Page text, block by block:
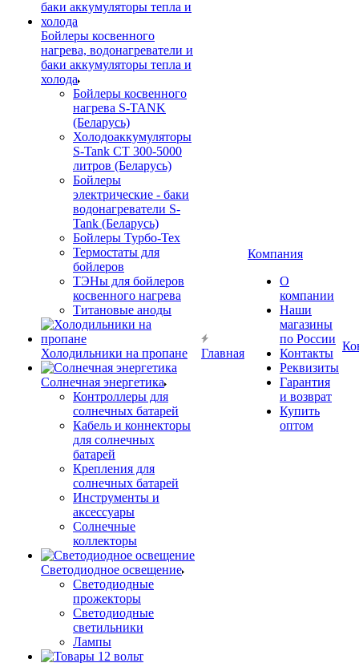
Бойлеры косвенного
нагрева, водонагреватели и
баки аккумуляторы тепла и
холода
Бойлеры косвенного
нагрева S-TANK
(Беларусь)
Холодоаккумуляторы
S-Tank СТ 300-5000
литров (Беларусь)
Бойлеры
электрические - баки
водонагреватели S-
Tank (Беларусь)
Бойлеры Турбо-Тех
Термостаты для
бойлеров
ТЭНы для бойлеров
косвенного нагрева
Титановые аноды
Холодильники на пропане
Солнечная энергетика
Контроллеры для
солнечных батарей
Кабель и коннекторы
для солнечных
батарей
Крепления для
солнечных батарей
Инструменты и
аксессуары
Солнечные
коллекторы
Светодиодное освещение
Светодиодные
прожекторы
Светодиодные
светильники
Лампы
Главная
Компания
О
компании
Наши
магазины
по России
Контакты
Реквизиты
Гарантия
и возврат
Купить
оптом